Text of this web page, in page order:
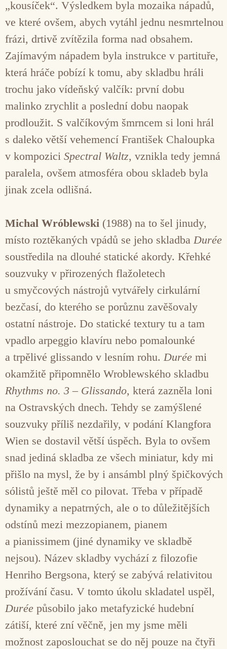
„kousíček“. Výsledkem byla mozaika nápadů,
ve které ovšem, abych vytáhl jednu nesmrtelnou
frázi, drtivě zvítězila forma nad obsahem.
Zajímavým nápadem byla instrukce v partituře,
která hráče pobízí k tomu, aby skladbu hráli
trochu jako vídeňský valčík: první dobu
malinko zrychlit a poslední dobu naopak
prodloužit. S valčíkovým šmrncem si loni hrál
s daleko větší vehemencí František Chaloupka
v kompozici Spectral Waltz, vznikla tedy jemná
paralela, ovšem atmosféra obou skladeb byla
jinak zcela odlišná.
Michal Wróblewski (1988) na to šel jinudy,
místo roztěkaných vpádů se jeho skladba Durée
soustředila na dlouhé statické akordy. Křehké
souzvuky v přirozených flažoletech
u smyčcových nástrojů vytvářely cirkulární
bezčasí, do kterého se porůznu zavěšovaly
ostatní nástroje. Do statické textury tu a tam
vpadlo arpeggio klavíru nebo pomalounké
a trpělivé glissando v lesním rohu. Durée mi
okamžitě připomnělo Wroblewského skladbu
Rhythms no. 3 – Glissando, která zazněla loni
na Ostravských dnech. Tehdy se zamýšlené
souzvuky příliš nezdařily, v podání Klangfora
Wien se dostavil větší úspěch. Byla to ovšem
snad jediná skladba ze všech miniatur, kdy mi
přišlo na mysl, že by i ansámbl plný špičkových
sólistů ještě měl co pilovat. Třeba v případě
dynamiky a nepatrných, ale o to důležitějších
odstínů mezi mezzopianem, pianem
a pianissimem (jiné dynamiky ve skladbě
nejsou). Název skladby vychází z filozofie
Henriho Bergsona, který se zabývá relativitou
prožívání času. V tomto úkolu skladatel uspěl,
Durée působilo jako metafyzické hudební
zátiší, které zní věčně, jen my jsme měli
možnost zaposlouchat se do něj pouze na čtyři